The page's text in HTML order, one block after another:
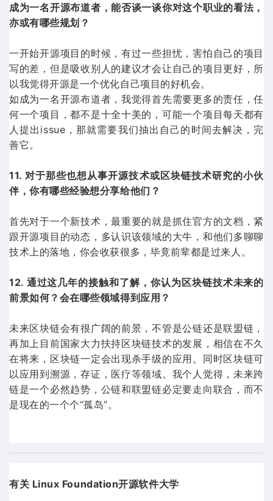
成为一名开源布道者，能否谈一谈你对这个职业的看法，
亦或有哪些规划？
一开始开源项目的时候，有过一些担忧，害怕自己的项目
写的差，但是吸收别人的建议才会让自己的项目更好，所
以我觉得开源是一个优化自己项目的好机会。
如成为一名开源布道者，我觉得首先需要更多的责任，任
何一个项目，都不是十全十美的，可能一个项目每天都有
人提出issue，那就需要我们抽出自己的时间去解决，完
善它。
11. 对于那些也想从事开源技术或区块链技术研究的小伙
伴，你有哪些经验想分享给他们？
首先对于一个新技术，最重要的就是抓住官方的文档，紧
跟开源项目的动态，多认识该领域的大牛，和他们多聊聊
技术上的落地，你会收获很多，毕竟前辈都是过来人。
12. 通过这几年的接触和了解，你认为区块链技术未来的
前景如何？会在哪些领域得到应用？
未来区块链会有很广阔的前景，不管是公链还是联盟链，
再加上目前国家大力扶持区块链技术的发展，相信在不久
在将来，区块链一定会出现杀手级的应用。同时区块链可
以应用到溯源，存证，医疗等领域。我个人觉得，未来跨
链是一个必然趋势，公链和联盟链必定要走向联合，而不
是现在的一个个“孤岛”。
有关 Linux Foundation开源软件大学